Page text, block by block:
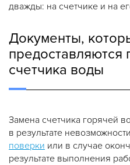
дважды: на счетчике и на
Документы,
предоставляются
счетчика воды
Замена счетчика горячей
в результате
поверки или в случае
результате выполнения